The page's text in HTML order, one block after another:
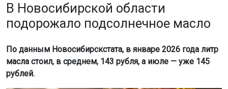
В Новосибирской области
подорожало подсолнечное масло
По данным Новосибирскстата, в январе 2026 года литр
масла стоил, в среднем, 143 рубля, а июле — уже 145
рублей.